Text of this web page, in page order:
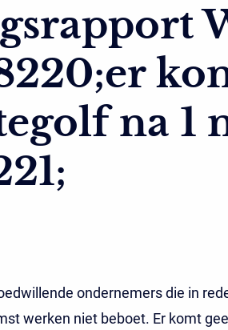
na 1
ondernemers die in
werken niet beboet. Er komt